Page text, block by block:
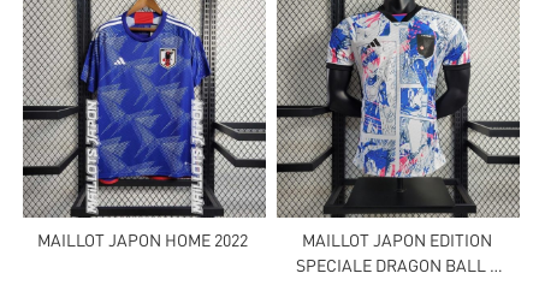
MAILLOT JAPON HOME 2022
MAILLOT JAPON EDITION
SPECIALE DRAGON BALL –